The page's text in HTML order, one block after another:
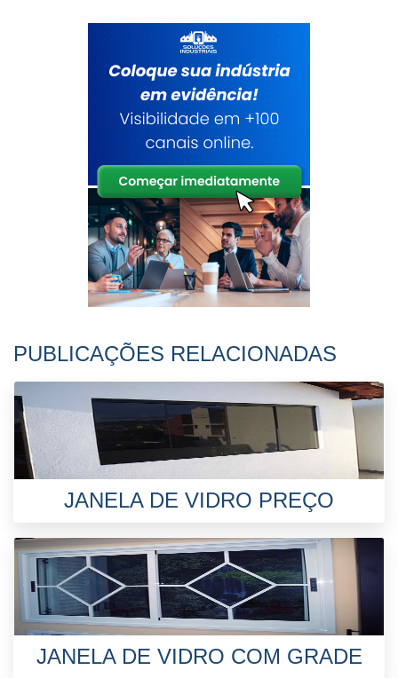
PUBLICAÇÕES RELACIONADAS
JANELA DE VIDRO PREÇO
JANELA DE VIDRO COM GRADE